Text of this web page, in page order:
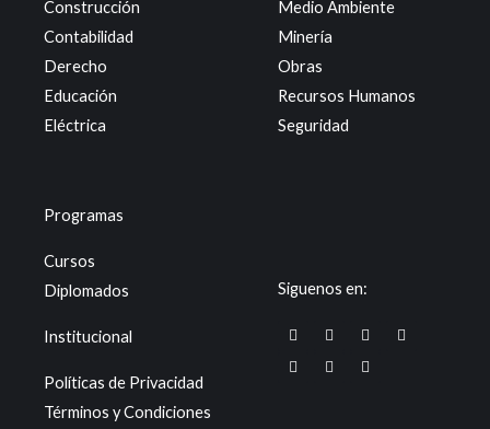
Construcción
Contabilidad
Derecho
Educación
Eléctrica
Medio Ambiente
Minería
Obras
Recursos Humanos
Seguridad
Programas
Cursos
Diplomados
Institucional
Políticas de Privacidad
Términos y Condiciones
Siguenos en:
F
a
c
e
W
h
a
t
I
n
s
t
Y
o
X
-
t
w
T
i
k
t
L
i
n
k